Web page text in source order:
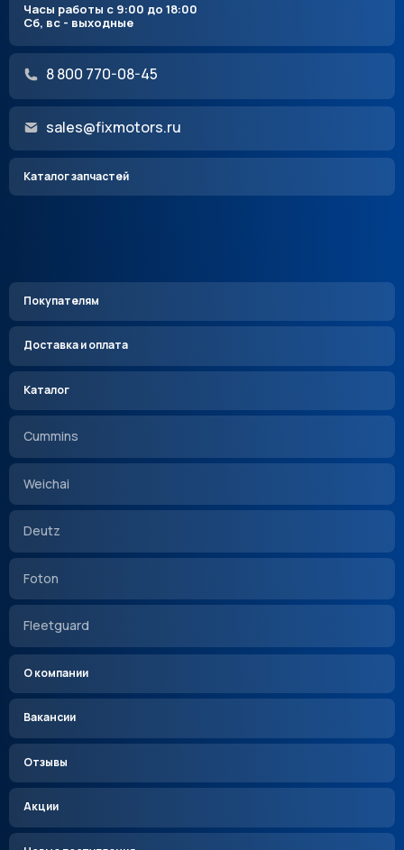
Часы работы с 9:00 до 18:00
Сб, вс - выходные
8 800 770-08-45
sales@fixmotors.ru
Каталог запчастей
Покупателям
Доставка и оплата
Каталог
Cummins
Weichai
Deutz
Foton
Fleetguard
О компании
Вакансии
Отзывы
Акции